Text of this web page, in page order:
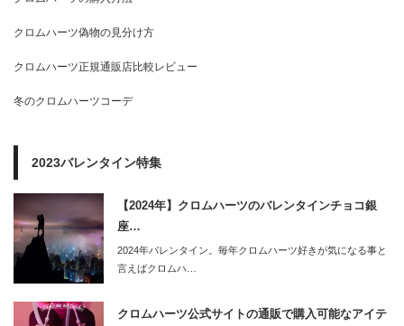
クロムハーツ偽物の見分け方
クロムハーツ正規通販店比較レビュー
冬のクロムハーツコーデ
2023バレンタイン特集
【2024年】クロムハーツのバレンタインチョコ銀
座…
2024年バレンタイン。毎年クロムハーツ好きが気になる事と
言えばクロムハ…
クロムハーツ公式サイトの通販で購入可能なアイテ